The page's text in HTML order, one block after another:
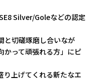
Silver/Goleなどの認定
と切磋琢磨し合いなが
かって頑張れる方」にピ
り上げてくれる新たなエ